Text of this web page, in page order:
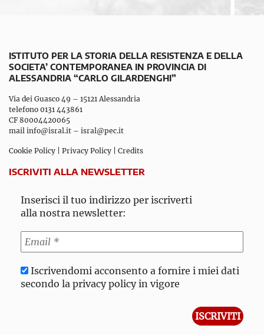
ISTITUTO PER LA STORIA DELLA RESISTENZA E DELLA
SOCIETA’ CONTEMPORANEA IN PROVINCIA DI
ALESSANDRIA “CARLO GILARDENGHI”
Via dei Guasco 49 – 15121 Alessandria
telefono 0131 443861
CF 80004420065
mail info@isral.it – isral@pec.it
Cookie Policy Privacy Policy Credits
ISCRIVITI ALLA NEWSLETTER
Inserisci il tuo indirizzo per iscriverti
alla nostra newsletter:
Iscrivendomi acconsento a fornire i miei dati
secondo la privacy policy in vigore